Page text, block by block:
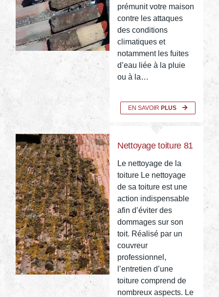
prémunit votre maison
contre les attaques
des conditions
climatiques et
notamment les fuites
d’eau liée à la pluie
ou à la…
EN SAVOIR PLUS
Nettoyage toiture 81
Le nettoyage de la
toiture Le nettoyage
de sa toiture est une
action indispensable
afin d’éviter des
dommages sur son
toit. Réalisé par un
couvreur
professionnel,
l’entretien d’une
toiture comprend de
nombreux aspects. Le